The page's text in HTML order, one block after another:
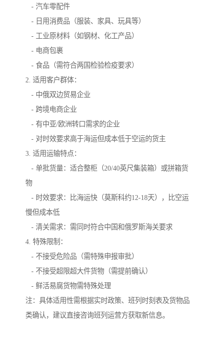
- 汽车零配件
- 日用消费品（服装、家具、玩具等）
- 工业原材料（如钢材、化工产品）
- 电商包裹
- 食品（需符合两国检验检疫要求）
2. 适用客户群体：
- 中俄双边贸易企业
- 跨境电商企业
- 有中亚/欧洲转口需求的企业
- 对时效要求高于海运但成本低于空运的货主
3. 适用运输特点：
- 单批货量：适合整柜（20/40英尺集装箱）或拼箱货
物
- 时效要求：比海运快（莫斯科约12-18天），比空运
慢但成本低
- 清关需求：需同时符合中国和俄罗斯海关要求
4. 特殊限制：
- 不接受危险品（需特殊申报审批）
- 不接受超限超大件货物（需提前确认）
- 鲜活易腐货物需特殊处理
注：具体适用性需根据实时政策、班列时刻表及货物品
类确认，建议直接咨询班列运营方获取新信息。